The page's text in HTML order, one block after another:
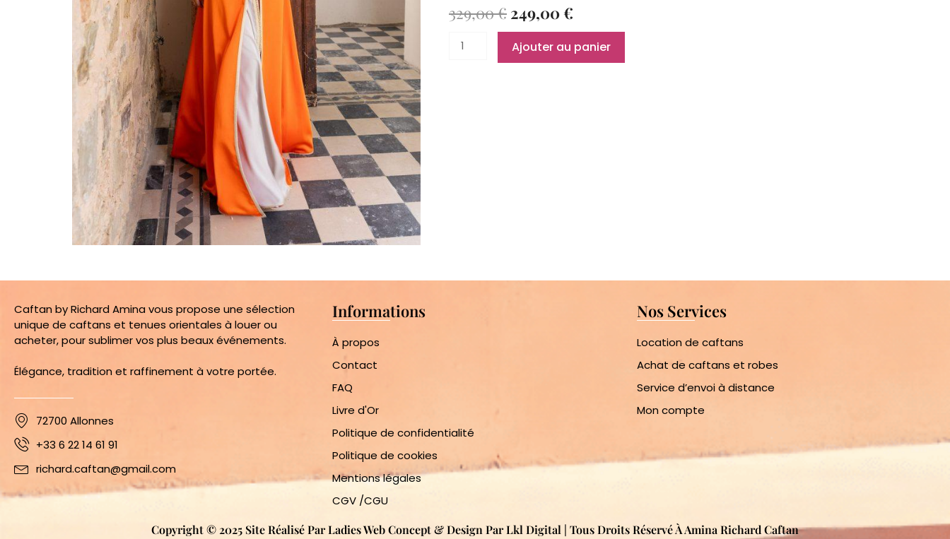
329,00€ Le
Prix
Initial
Était :
249,00€
Prix
Actuel
Est :
quantité
de
Ajouter au panier
Caftan by Richard Amina vous propose une sélection
unique de caftans et tenues orientales à louer ou
acheter, pour sublimer vos plus beaux événements.
Élégance, tradition et raffinement à votre portée.
72700 Allonnes
+33 6 22 14 61 91
richard.caftan@gmail.com
Informations
À propos
Contact
FAQ
Livre d'Or
Politique de confidentialité
Politique de cookies
Mentions légales
CGV /CGU
Nos Services
Location de caftans
Achat de caftans et robes
Service d’envoi à distance
Mon compte
Copyright © 2025 Site Réalisé Par Ladies Web Concept & Design Par Lkl Digital | Tous Droits Réservé À Amina Richard Caftan